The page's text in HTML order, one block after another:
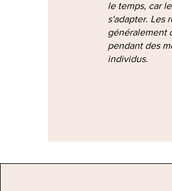
le temps, car
s'adapter. Les
généralement
pendant des
individus.